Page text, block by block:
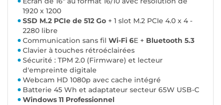
1920 x 1200
SSD M.2 PCIe de 512 Go + 1 slot M.2 PCIe 4.0 x 4 -
2280 libre
Communication sans fil Wi-Fi 6E + Bluetooth 5.3
Clavier à touches rétroéclairées
Sécurité : TPM 2.0 (Firmware) et lecteur
d'empreinte digitale
Webcam HD 1080p avec cache intégré
Batterie 45 Wh et adaptateur secteur 65W USB-C
Windows 11 Professionnel